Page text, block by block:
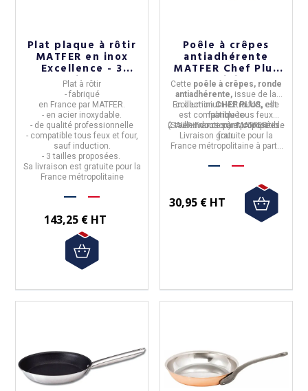
Plat plaque à rôtir
MATFER en inox
Excellence - 3
tailles
Plat à rôtir
- fabriqué
en France par MATFER.
- en acier inoxydable.
- de qualité professionnelle
- compatible tous feux et four,
sauf induction.
- 3 tailles proposées.
Sa livraison est gratuite pour la
France métropolitaine
143,25 € HT
Poêle à crêpes
antiadhérente
MATFER Chef Plus
en aluminium - 2
tailles
Cette poêle à crêpes, ronde
antiadhérente, issue de la
collectionCHEF PLUS, est
fabriquée
enFranceparMATFER.
Enaluminium extra-fort, elle
est compatible tous feux
(SAUF induction) et compatible
four.
2 taillesvous sont proposées.
Livraison gratuite pour la
France métropolitaine à partir
30,95 € HT